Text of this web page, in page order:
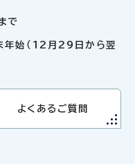
で
年始（12月29日から翌
よくあるご質問